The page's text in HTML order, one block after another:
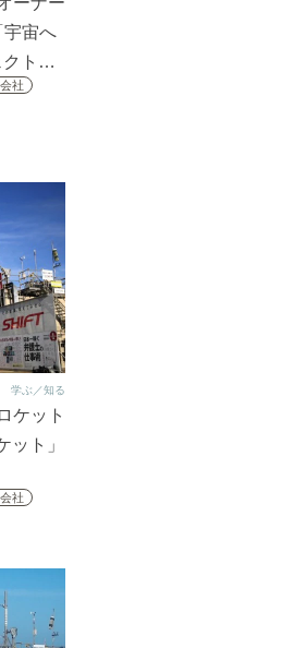
宇宙へ
クト…
社
学ぶ／知る
ケット
ット」
社